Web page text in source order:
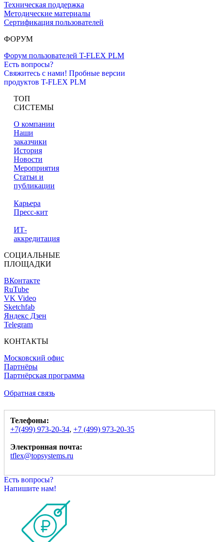
Техническая поддержка
Методические материалы
Сертификация пользователей
ФОРУМ
Форум пользователей T-FLEX PLM
Есть вопросы?
Свяжитесь с нами! Пробные версии
продуктов T-FLEX PLM
ТОП
СИСТЕМЫ
О компании
Наши
заказчики
История
Новости
Мероприятия
Статьи и
публикации
Карьера
Пресс-кит
ИТ-
аккредитация
СОЦИАЛЬНЫЕ
ПЛОЩАДКИ
ВКонтакте
RuTube
VK Video
Sketchfab
Яндекс Дзен
Telegram
КОНТАКТЫ
Московский офис
Партнёры
Партнёрская программа
Обратная связь
Телефоны:
+7(499) 973-20-34, +7 (499) 973-20-35
Электронная почта:
tflex@topsystems.ru
Есть вопросы?
Напишите нам!